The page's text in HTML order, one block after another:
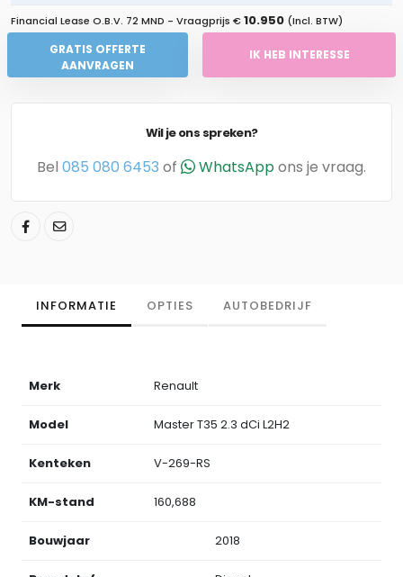
Financial Lease O.B.V. 72 MND - Vraagprijs €10.950 (Incl. BTW)
GRATIS OFFERTE
AANVRAGEN
IK HEB INTERESSE
Wil je ons spreken?
Bel 085 080 6453 of WhatsAppons je vraag.
INFORMATIE OPTIES AUTOBEDRIJF
Merk Renault
Model Master T35 2.3 dCi L2H2
Kenteken V-269-RS
KM-stand 160,688
Bouwjaar 2018